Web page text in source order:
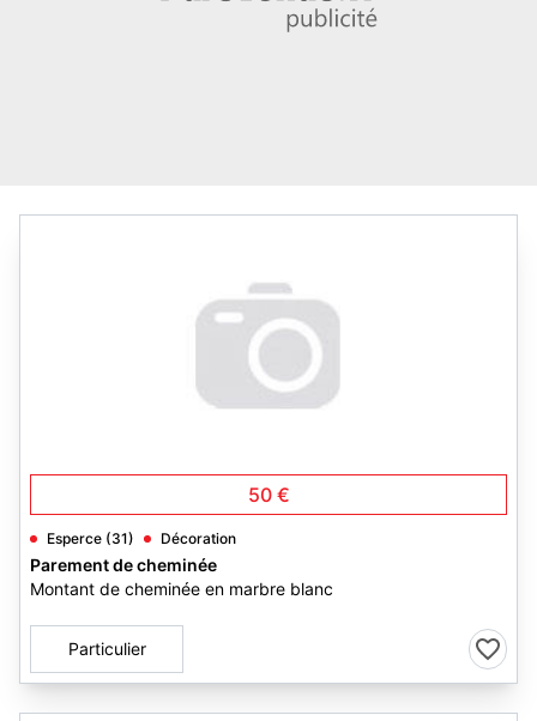
50 €
Esperce (31) Décoration
Parement de cheminée
Montant de cheminée en marbre blanc
Particulier